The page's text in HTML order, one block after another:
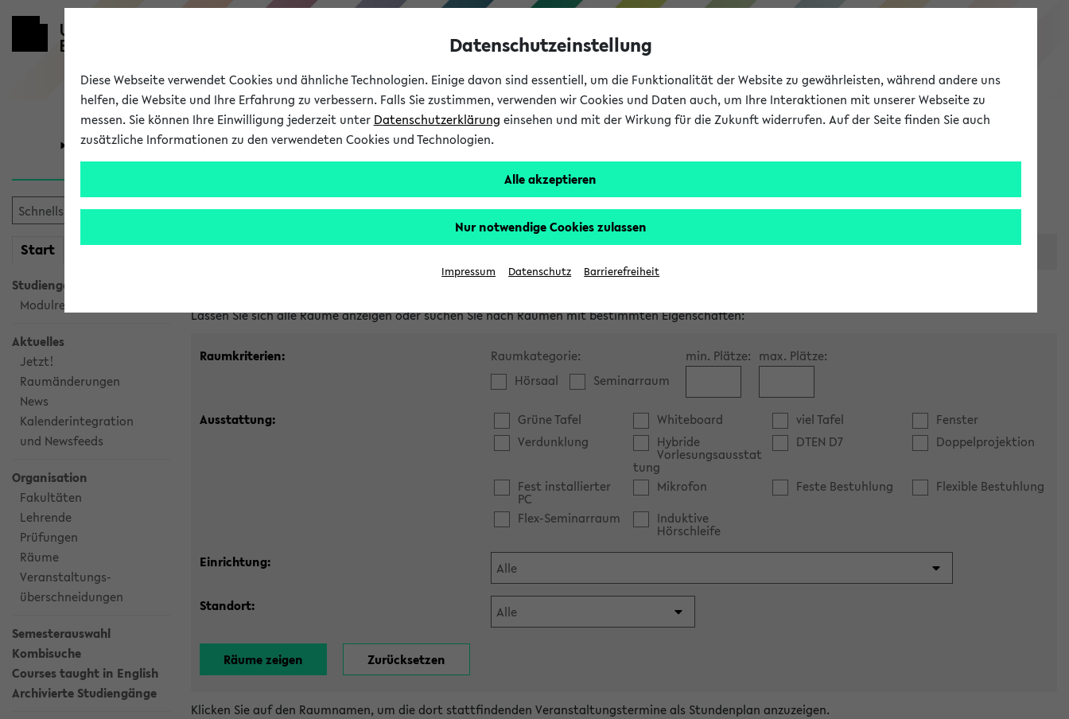
eKVV
Universität Forschung Studium
Start meineKVV
Studiengangsauswahl
Modulrecherche
Aktuelles
Jetzt!
Raumänderungen
News
Kalenderintegration
und Newsfeeds
Organisation
Fakultäten
Lehrende
Prüfungen
Räume
Veranstaltungs-
überschneidungen
Semesterauswahl
Kombisuche
Courses taught in English
Archivierte Studiengänge
Im eKVV verwaltete Räume
Lassen Sie sich alle Räume anzeigen oder suchen Sie nach Räumen mit bestimmten Eigenschaften:
Raumkriterien:
Raumkategorie:
Hörsaal
Seminarraum
min. Plätze: max. Plätze:
Ausstattung: Grüne Tafel Whiteboard viel Tafel
Fenster
Verdunklung
Hybride
Vorlesungsausstat
tung
DTEN D7 Doppelprojektion
Fest installierter
PC
Mikrofon Feste Bestuhlung
Flexible Bestuhlung
Flex-Seminarraum
Induktive
Hörschleife
Einrichtung:
Standort:
Klicken Sie auf den Raumnamen, um die dort stattfindenden Veranstaltungstermine als Stundenplan anzuzeigen.
Datenschutzeinstellung
Diese Webseite verwendet Cookies und ähnliche Technologien. Einige davon sind essentiell, um die Funktionalität der Website zu gewährleisten, während andere uns
helfen, die Website und Ihre Erfahrung zu verbessern. Falls Sie zustimmen, verwenden wir Cookies und Daten auch, um Ihre Interaktionen mit unserer Webseite zu
messen. Sie können Ihre Einwilligung jederzeit unter Datenschutzerklärung einsehen und mit der Wirkung für die Zukunft widerrufen. Auf der Seite finden Sie auch
zusätzliche Informationen zu den verwendeten Cookies und Technologien.
Alle akzeptieren
Nur notwendige Cookies zulassen
Impressum Datenschutz Barrierefreiheit